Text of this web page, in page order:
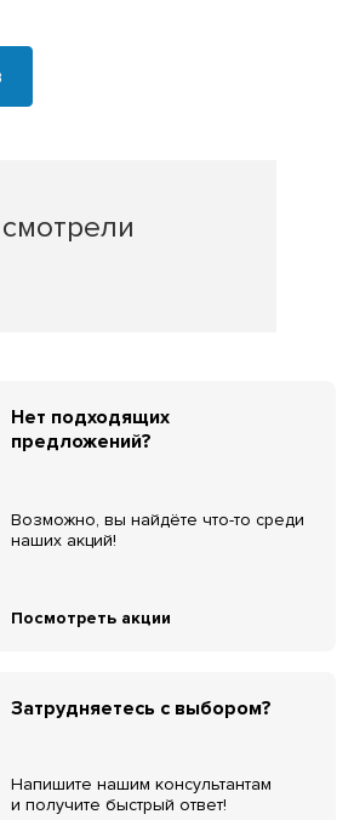
Нет подходящих
предложений?
Возможно, вы найдёте что-то среди
наших акций!
Посмотреть акции
Затрудняетесь с выбором?
Напишите нашим консультантам
и получите быстрый ответ!